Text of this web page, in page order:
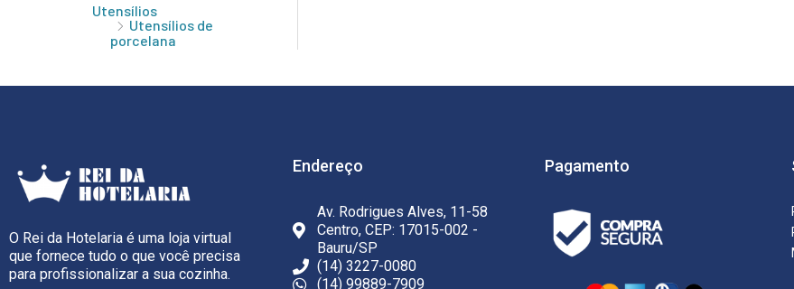
Utensílios
Utensílios de
porcelana
O Rei da Hotelaria é uma loja virtual
que fornece tudo o que você precisa
para profissionalizar a sua cozinha.
Endereço
Av. Rodrigues Alves, 11-58
Centro, CEP: 17015-002 -
Bauru/SP
(14) 3227-0080
(14) 99889-7909
Pagamento